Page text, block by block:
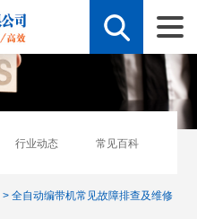
行业动态 常见百科
>全自动编带机常见故障排查及维修